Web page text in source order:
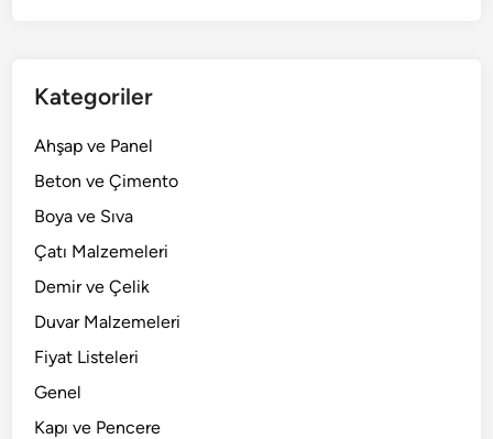
Kategoriler
Ahşap ve Panel
Beton ve Çimento
Boya ve Sıva
Çatı Malzemeleri
Demir ve Çelik
Duvar Malzemeleri
Fiyat Listeleri
Genel
Kapı ve Pencere